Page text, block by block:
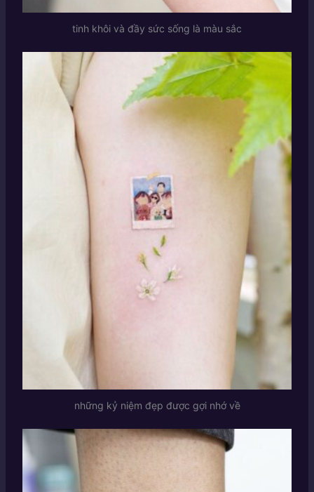
tinh khôi và đầy sức sống là màu sắc
những kỷ niệm đẹp được gợi nhớ về